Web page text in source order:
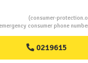
(consumer-
consumer phone
0219615